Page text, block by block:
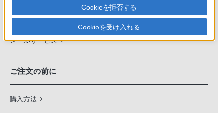
（長期保証、下取サービス、設置・設定サービスなど）
定期クーポンのプレゼントについて
メールサービス
ご注文の前に
購入方法
Cookieを拒否する
Cookieを受け入れる